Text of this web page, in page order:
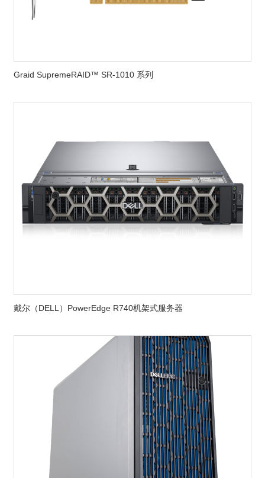
Graid SupremeRAID™ SR-1010 系列
戴尔（DELL）PowerEdge R740机架式服务器